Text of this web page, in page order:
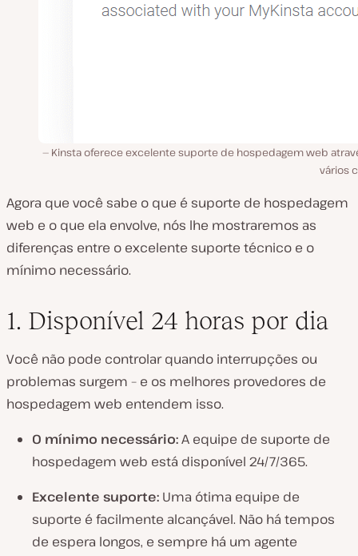
Kinsta oferece excelente suporte de hospedagem web
vários
Agora que você sabe o que é suporte de hospedagem
web e o que ela envolve, nós lhe mostraremos as
diferenças entre o excelente suporte técnico e o
mínimo necessário.
1. Disponível 24 horas por dia
Você não pode controlar quando interrupções ou
problemas surgem – e os melhores provedores de
hospedagem web entendem isso.
O mínimo necessário:A equipe de suporte de
hospedagem web está disponível 24/7/365.
Excelente suporte: Uma ótima equipe de
suporte é facilmente alcançável. Não há tempos
de espera longos, e sempre há um agente